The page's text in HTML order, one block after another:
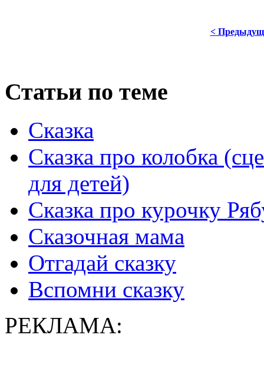
<
Статьи по теме
Сказка
Сказка про колобка
для детей)
Сказка про курочку
Сказочная мама
Отгадай сказку
Вспомни сказку
РЕКЛАМА: